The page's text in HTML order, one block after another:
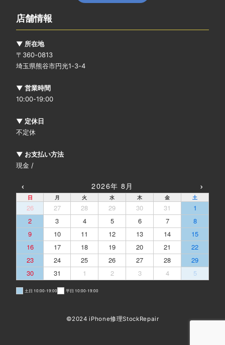
店舗情報
▼ 所在地
〒360-0813
埼玉県熊谷市円光1-3-4
▼ 営業時間
10:00-19:00
▼ 定休日
不定休
▼ お支払い方法
現金 /
‹ 2026年 8月 ›
日 月 火 水 木 金 土
26 27 28 29 30 31
1
2
3 4 5 6 7
8
9
10 11 12 13 14
15
16
17 18 19 20 21
22
23
24 25 26 27 28
29
30
31 1 2 3 4 5
土日 10:00-19:00 平日 10:00-19:00
©2024 iPhone修理StockRepair